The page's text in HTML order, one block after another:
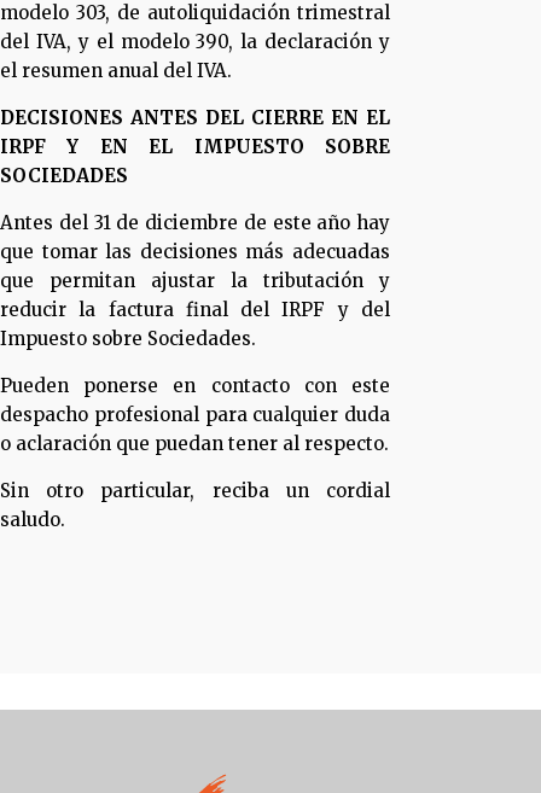
modelo 303, de autoliquidación trimestral
del IVA, y el modelo 390, la declaración y
el resumen anual del IVA.
DECISIONES ANTES DEL CIERRE EN EL
IRPF Y EN EL IMPUESTO SOBRE
SOCIEDADES
Antes del 31 de diciembre de este año hay
que tomar las decisiones más adecuadas
que permitan ajustar la tributación y
reducir la factura final del IRPF y del
Impuesto sobre Sociedades.
Pueden ponerse en contacto con este
despacho profesional para cualquier duda
o aclaración que puedan tener al respecto.
Sin otro particular, reciba un cordial
saludo.